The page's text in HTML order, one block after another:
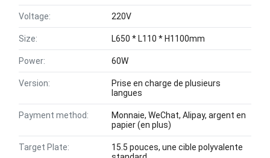
Voltage: 220V
Size: L650 * L110 * H1100mm
Power: 60W
Version:
Prise en charge de plusieurs
langues
Payment method:
Monnaie, WeChat, Alipay, argent en
papier (en plus)
Target Plate:
15.5 pouces, une cible polyvalente